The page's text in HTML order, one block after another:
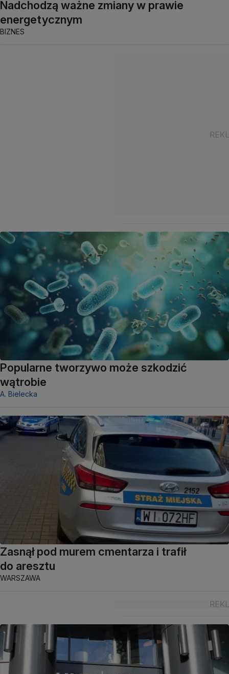
Nadchodzą ważne zmiany w prawie
energetycznym
BIZNES
Popularne tworzywo może szkodzić
wątrobie
A. Bielecka
Zasnął pod murem cmentarza i trafił
do aresztu
WARSZAWA